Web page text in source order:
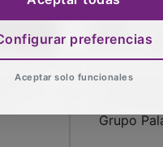
su
El folclore
Grupo
preferencias
Aceptar solo funcionales